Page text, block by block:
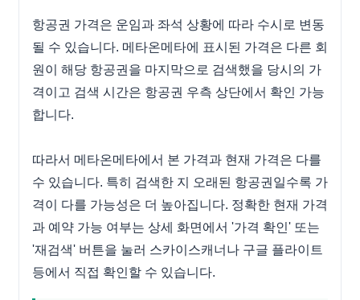
항공권 가격은 운임과 좌석 상황에 따라 수시로 변동
될 수 있습니다. 메타온메타에 표시된 가격은 다른 회
원이 해당 항공권을 마지막으로 검색했을 당시의 가
격이고 검색 시간은 항공권 우측 상단에서 확인 가능
합니다.
따라서 메타온메타에서 본 가격과 현재 가격은 다를
수 있습니다. 특히 검색한 지 오래된 항공권일수록 가
격이 다를 가능성은 더 높아집니다. 정확한 현재 가격
과 예약 가능 여부는 상세 화면에서 '가격 확인' 또는
'재검색' 버튼을 눌러 스카이스캐너나 구글 플라이트
등에서 직접 확인할 수 있습니다.